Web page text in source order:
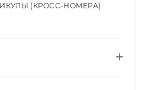
(КРОСС-НОМЕРА)